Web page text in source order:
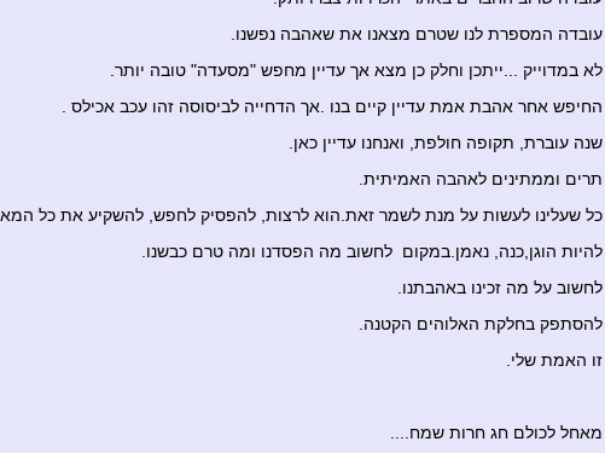
עובדה המספרת לנו שטרם מצאנו את שאהבה נפשנו.
לא במדוייק ...ייתכן וחלק כן מצא אך עדיין מחפש "מסעדה" טובה יותר.
החיפש אחר אהבת אמת עדיין קיים בנו .אך הדחייה לביסוסה זהו עכב אכילס .
שנה עוברת, תקופה חולפת, ואנחנו עדיין כאן.
תרים וממתינים לאהבה האמיתית.
כל שעלינו לעשות על מנת לשמר זאת.הוא לרצות, להפסיק לחפש, להשקיע את כל
להיות הוגן,כנה, נאמן.במקום לחשוב מה הפסדנו ומה טרם כבשנו.
לחשוב על מה זכינו באהבתנו.
להסתפק בחלקת האלוהים הקטנה.
זו האמת שלי.
מאחל לכולם חג חרות שמח....